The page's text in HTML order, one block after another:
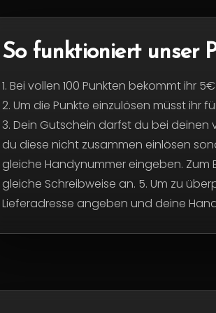
So funktioniert unser
1. Bei vollen 100 Punkten bekommt ihr
2. Um die Punkte einzulösen müsst ihr
3. Dein Gutschein darfst du bei deinen
du diese nicht zusammen einlösen
gleiche Handynummer eingeben. Zum
gleiche Schreibweise an. 5. Um zu
Lieferadresse angeben und deine